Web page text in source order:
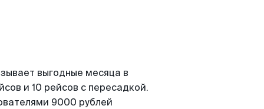
выгодные месяца в
и 10 рейсов с пересадкой.
9000 рублей